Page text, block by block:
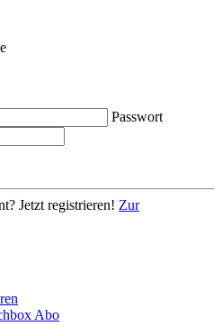
Passwort
Jetzt registrieren! Zur
Abo